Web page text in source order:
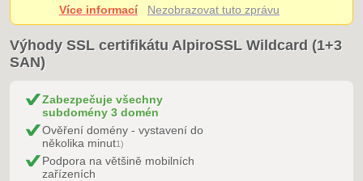
Více informací
Nezobrazovat tuto zprávu
Výhody SSL certifikátu AlpiroSSL Wildcard (1+3
SAN)
Zabezpečuje všechny
subdomény 3 domén
Ověření domény - vystavení do
několika minut1)
Podpora na většině mobilních
zařízeních